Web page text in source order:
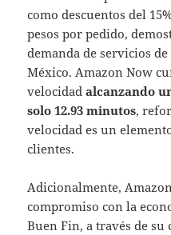
como descuentos del
pesos por pedido,
demanda de servicios
México. Amazon Now
velocidadalcanzando
solo 12.93 minutos,
velocidad es un
clientes.
Adicionalmente,
compromiso con la
Buen Fin, a través de su